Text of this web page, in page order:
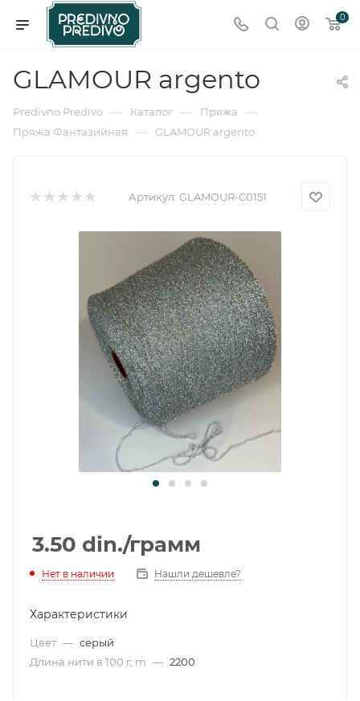
0
GLAMOUR argento
Predivno Predivo — Каталог — Пряжа —
Пряжа Фантазийная — GLAMOUR argento
Артикул: GLAMOUR-C0151
3.50 din./грамм
Нет в наличии Нашли дешевле?
Характеристики
Цвет — серый
Длина нити в 100 г, m — 2200